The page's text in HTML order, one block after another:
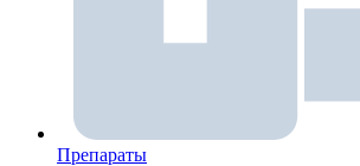
Препараты